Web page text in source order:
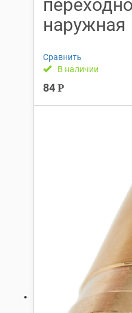
наружная
Сравнить
В наличии
84 Р